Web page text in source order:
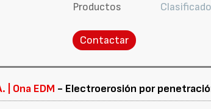
Productos
Contactar
| Ona EDM - Electroerosión por